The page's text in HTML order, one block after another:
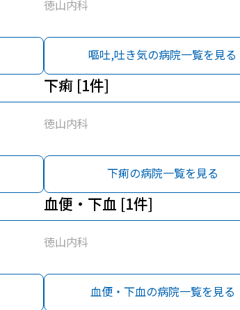
徳山内科
嘔吐,吐き気の病院一覧を見る
下痢 [1件]
徳山内科
下痢の病院一覧を見る
血便・下血 [1件]
徳山内科
血便・下血の病院一覧を見る